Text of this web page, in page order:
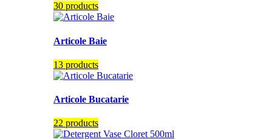
30 products
Articole Baie
13 products
Articole Bucatarie
22 products